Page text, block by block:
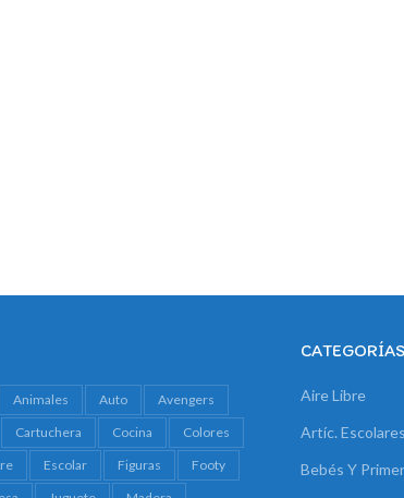
Animales Auto
Avengers
Cartuchera Cocina
Colores
Escolar Figuras
Footy
CATEGORÍAS
Aire Libre
Artíc. Escolares
Bebés Y